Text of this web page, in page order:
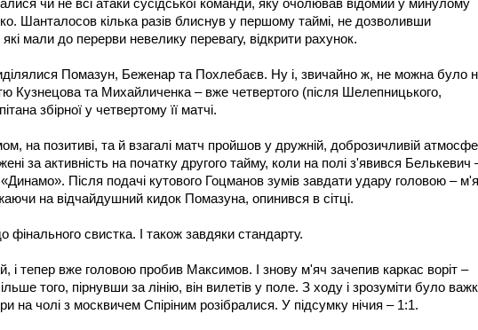
чи не всі атаки сусідської команди, яку очолював відомий у минулому
Шанталосов кілька разів блиснув у першому таймі, не дозволивши
мали до перерви невелику перевагу, відкрити рахунок.
Помазун, Беженар та Похлебаєв. Ну і, звичайно ж, не можна було
Кузнецова та Михайличенка – вже четвертого (після Шелепницького,
збірної у четвертому її матчі.
на позитиві, та й взагалі матч пройшов у дружній, доброзичливій
за активність на початку другого тайму, коли на полі з'явився Белькевич
«Динамо». Після подачі кутового Гоцманов зумів завдати удару головою –
на відчайдушний кидок Помазуна, опинився в сітці.
фінального свистка. І також завдяки стандарту.
і тепер вже головою пробив Максимов. І знову м'яч зачепив каркас воріт –
того, пірнувши за лінію, він вилетів у поле. З ходу і зрозуміти було
на чолі з москвичем Спіріним розібралися. У підсумку нічия – 1:1.